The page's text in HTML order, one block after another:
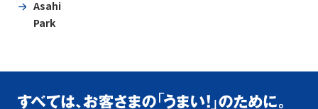
Asahi
Park